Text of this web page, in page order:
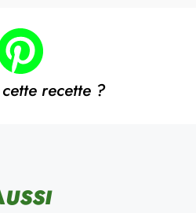
recette ?